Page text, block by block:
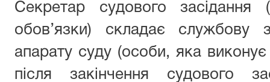
Секретар судового
обов’язки) складає службову
апарату суду (особи, яка
після закінчення судового